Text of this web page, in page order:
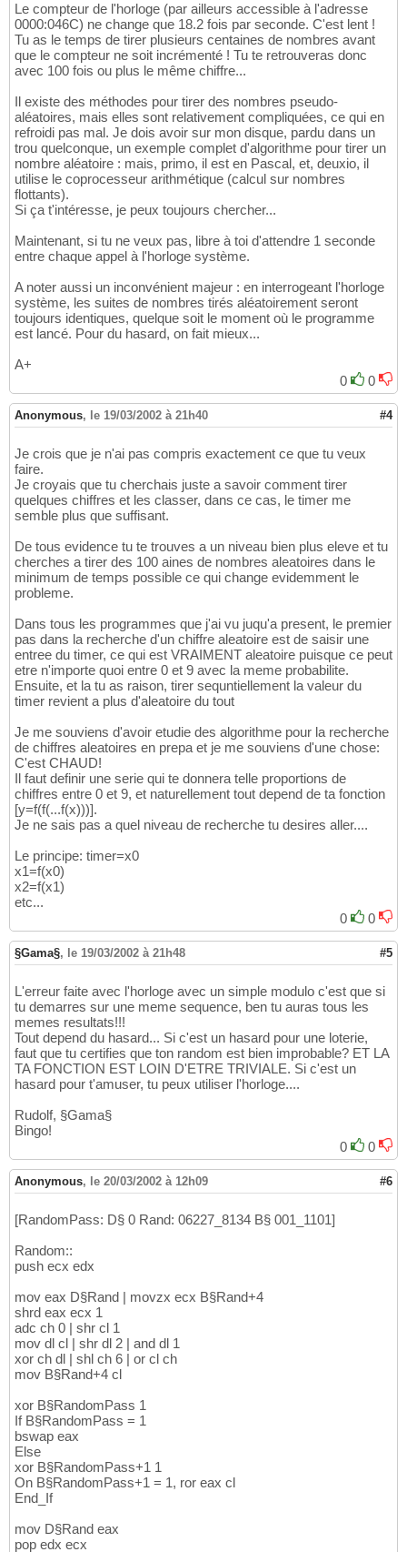
Le compteur de l'horloge (par ailleurs accessible à l'adresse
0000:046C) ne change que 18.2 fois par seconde. C'est lent !
Tu as le temps de tirer plusieurs centaines de nombres avant
que le compteur ne soit incrémenté ! Tu te retrouveras donc
avec 100 fois ou plus le même chiffre...
Il existe des méthodes pour tirer des nombres pseudo-
aléatoires, mais elles sont relativement compliquées, ce qui en
refroidi pas mal. Je dois avoir sur mon disque, pardu dans un
trou quelconque, un exemple complet d'algorithme pour tirer un
nombre aléatoire : mais, primo, il est en Pascal, et, deuxio, il
utilise le coprocesseur arithmétique (calcul sur nombres
flottants).
Si ça t'intéresse, je peux toujours chercher...
Maintenant, si tu ne veux pas, libre à toi d'attendre 1 seconde
entre chaque appel à l'horloge système.
A noter aussi un inconvénient majeur : en interrogeant l'horloge
système, les suites de nombres tirés aléatoirement seront
toujours identiques, quelque soit le moment où le programme
est lancé. Pour du hasard, on fait mieux...
A+
0
0
Anonymous, le 19/03/2002 à 21h40 #4
Je crois que je n'ai pas compris exactement ce que tu veux
faire.
Je croyais que tu cherchais juste a savoir comment tirer
quelques chiffres et les classer, dans ce cas, le timer me
semble plus que suffisant.
De tous evidence tu te trouves a un niveau bien plus eleve et tu
cherches a tirer des 100 aines de nombres aleatoires dans le
minimum de temps possible ce qui change evidemment le
probleme.
Dans tous les programmes que j'ai vu juqu'a present, le premier
pas dans la recherche d'un chiffre aleatoire est de saisir une
entree du timer, ce qui est VRAIMENT aleatoire puisque ce peut
etre n'importe quoi entre 0 et 9 avec la meme probabilite.
Ensuite, et la tu as raison, tirer sequntiellement la valeur du
timer revient a plus d'aleatoire du tout
Je me souviens d'avoir etudie des algorithme pour la recherche
de chiffres aleatoires en prepa et je me souviens d'une chose:
C'est CHAUD!
Il faut definir une serie qui te donnera telle proportions de
chiffres entre 0 et 9, et naturellement tout depend de ta fonction
[y=f(f(...f(x)))].
Je ne sais pas a quel niveau de recherche tu desires aller....
Le principe: timer=x0
x1=f(x0)
x2=f(x1)
etc...
0
0
§Gama§, le 19/03/2002 à 21h48 #5
L'erreur faite avec l'horloge avec un simple modulo c'est que si
tu demarres sur une meme sequence, ben tu auras tous les
memes resultats!!!
Tout depend du hasard... Si c'est un hasard pour une loterie,
faut que tu certifies que ton random est bien improbable? ET LA
TA FONCTION EST LOIN D'ETRE TRIVIALE. Si c'est un
hasard pour t'amuser, tu peux utiliser l'horloge....
Rudolf, §Gama§
Bingo!
0
0
Anonymous, le 20/03/2002 à 12h09 #6
[RandomPass: D§ 0 Rand: 06227_8134 B§ 001_1101]
Random::
push ecx edx
mov eax D§Rand | movzx ecx B§Rand+4
shrd eax ecx 1
adc ch 0 | shr cl 1
mov dl cl | shr dl 2 | and dl 1
xor ch dl | shl ch 6 | or cl ch
mov B§Rand+4 cl
xor B§RandomPass 1
If B§RandomPass = 1
bswap eax
Else
xor B§RandomPass+1 1
On B§RandomPass+1 = 1, ror eax cl
End_If
mov D§Rand eax
pop edx ecx